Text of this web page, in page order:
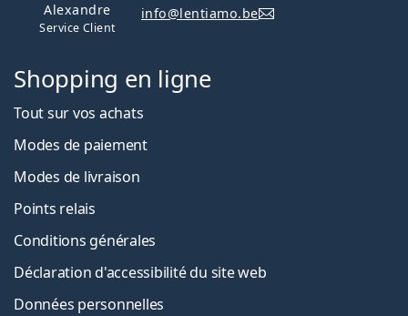
Alexandre
Service Client
info@lentiamo.be
Shopping en ligne
Tout sur vos achats
Modes de paiement
Modes de livraison
Points relais
Conditions générales
Déclaration d'accessibilité du site web
Données personnelles